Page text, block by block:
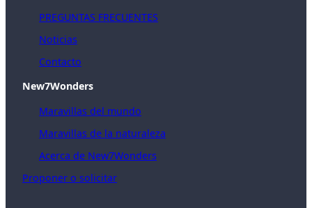
PREGUNTAS FRECUENTES
Noticias
Contacto
New7Wonders
Maravillas del mundo
Maravillas de la naturaleza
Acerca de New7Wonders
Proponer o solicitar